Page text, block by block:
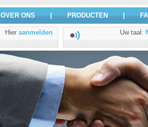
OVER ONS PRODUCTEN
Hier aanmelden Uw taal :